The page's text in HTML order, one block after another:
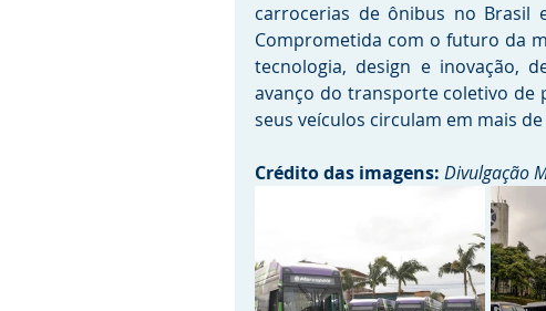
carrocerias de ônibus no Brasil
Comprometida com o futuro da
tecnologia, design e inovação,
avanço do transporte coletivo de
seus veículos circulam em mais de
Crédito das imagens: Divulgação